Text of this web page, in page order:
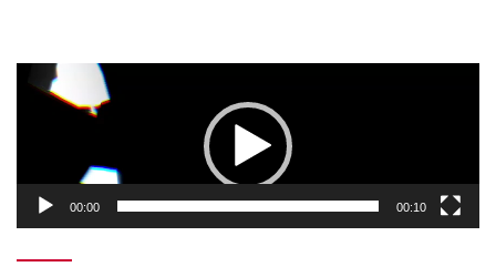
Pemutar
Video
00:00 00:10